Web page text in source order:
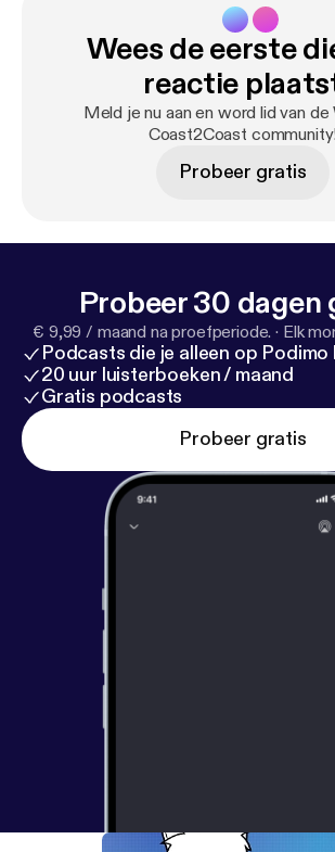
Wees de eerste
reactie
Meld je nu aan en word lid van de
Coast2Coast community!
Probeer gratis
Probeer 30 dagen
€ 9,99 / maand na proefperiode. · Elk
Podcasts die je alleen op
20 uur luisterboeken / maand
Gratis podcasts
Probeer gratis